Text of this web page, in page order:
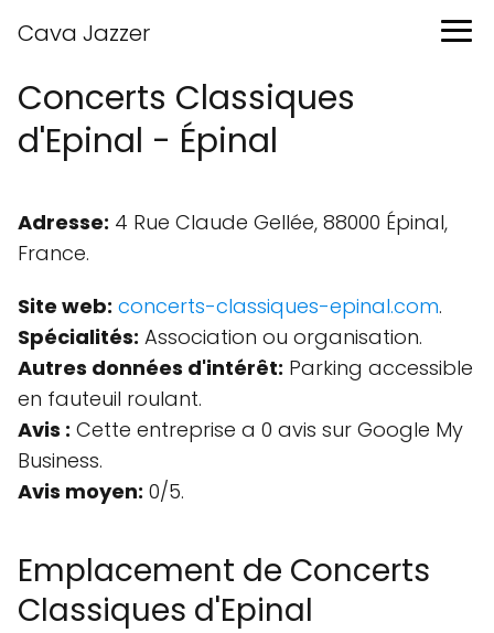
Cava Jazzer
Concerts Classiques
d'Epinal - Épinal
Adresse: 4 Rue Claude Gellée, 88000 Épinal,
France.
Site web: concerts-classiques-epinal.com.
Spécialités: Association ou organisation.
Autres données d'intérêt: Parking accessible
en fauteuil roulant.
Avis : Cette entreprise a 0 avis sur Google My
Business.
Avis moyen: 0/5.
Emplacement de Concerts
Classiques d'Epinal